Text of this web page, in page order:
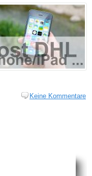
Keine Kommentare